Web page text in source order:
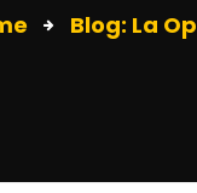
Blog: La